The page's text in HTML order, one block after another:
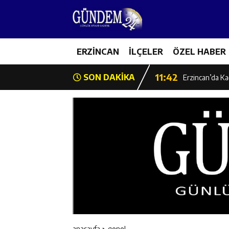
ERZİNCAN İLÇELER ÖZEL HABER
SON DAKİKA
11:43 Erzincan İl
11:42 Erzincan’da
11:40 HSK
11:39 Kahraman